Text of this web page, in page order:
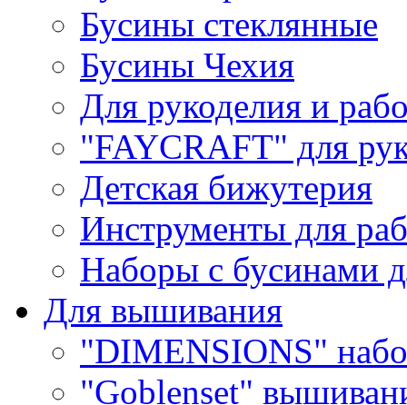
Бусины стеклянные
Бусины Чехия
Для рукоделия и
"FAYCRAFT" для
Детская бижутерия
Инструменты для
Наборы с бусинами
Для вышивания
"DIMENSIONS"
"Goblenset"